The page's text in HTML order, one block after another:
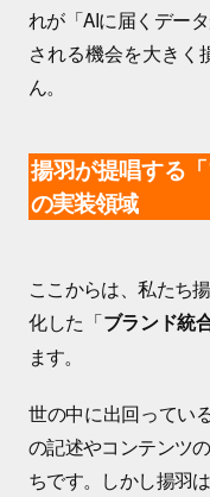
れが「AIに届くデー
される機会を大きく
ん。
揚羽が提唱する
の実装領域
ここからは、私たち
化した「ブランド統
ます。
世の中に出回ってい
の記述やコンテンツ
ちです。しかし揚羽